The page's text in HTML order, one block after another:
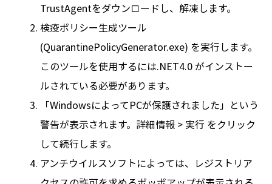
TrustAgentをダウンロードし、解凍します。
検疫ポリシー生成ツール
(QuarantinePolicyGenerator.exe) を実行します。
このツールを使用するには.NET4.0 がインストー
ルされている必要があります。
「WindowsによってPCが保護されました」という
警告が表示されます。詳細情報 > 実行 をクリック
して続行します。
アンチウイルスソフトによっては、レジストリア